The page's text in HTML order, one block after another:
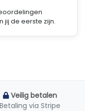
jij de eerste zijn.
Veilig betalen
Betaling via Stripe